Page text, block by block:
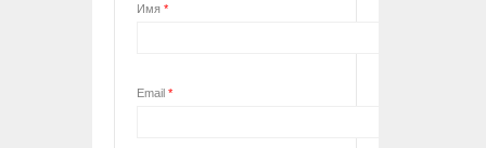
Имя *
Email *